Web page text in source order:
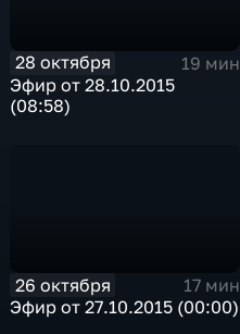
28 октября
19 мин
Эфир от 28.10.2015
(08:58)
26 октября
17 мин
Эфир от 27.10.2015 (00:00)